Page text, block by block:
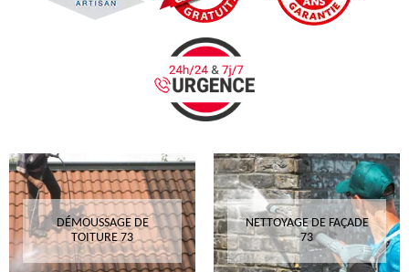
DÉMOUSSAGE DE
TOITURE 73
NETTOYAGE DE FAÇADE
73